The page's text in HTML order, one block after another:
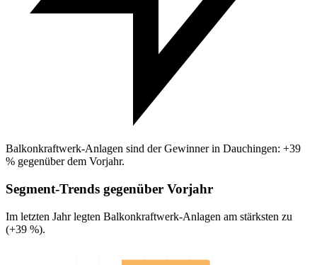
Balkonkraftwerk-Anlagen sind der Gewinner in Dauchingen: +39
% gegenüber dem Vorjahr.
Segment-Trends gegenüber Vorjahr
Im letzten Jahr legten Balkonkraftwerk-Anlagen am stärksten zu
(+39 %).